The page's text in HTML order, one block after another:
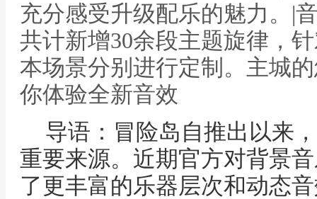
充分感受升级配乐的魅力。|
共计新增30余段主题旋律，
本场景分别进行定制。主城
你体验全新音效
导语：冒险岛自推出以来
重要来源。近期官方对背景
了更丰富的乐器层次和动态